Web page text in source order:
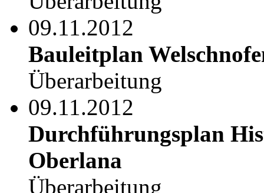
09.11.2012
Bauleitplan
Überarbeitung
09.11.2012
Durchführungsplan
Oberlana
Überarbeitung